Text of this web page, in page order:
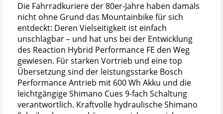
Die Fahrradkuriere der 80er-Jahre haben damals
nicht ohne Grund das Mountainbike für sich
entdeckt: Deren Vielseitigkeit ist einfach
unschlagbar – und hat uns bei der Entwicklung
des Reaction Hybrid Performance FE den Weg
gewiesen. Für starken Vortrieb und eine top
Übersetzung sind der leistungsstarke Bosch
Performance Antrieb mit 600 Wh Akku und die
leichtgängige Shimano Cues 9-fach Schaltung
verantwortlich. Kraftvolle hydraulische Shimano